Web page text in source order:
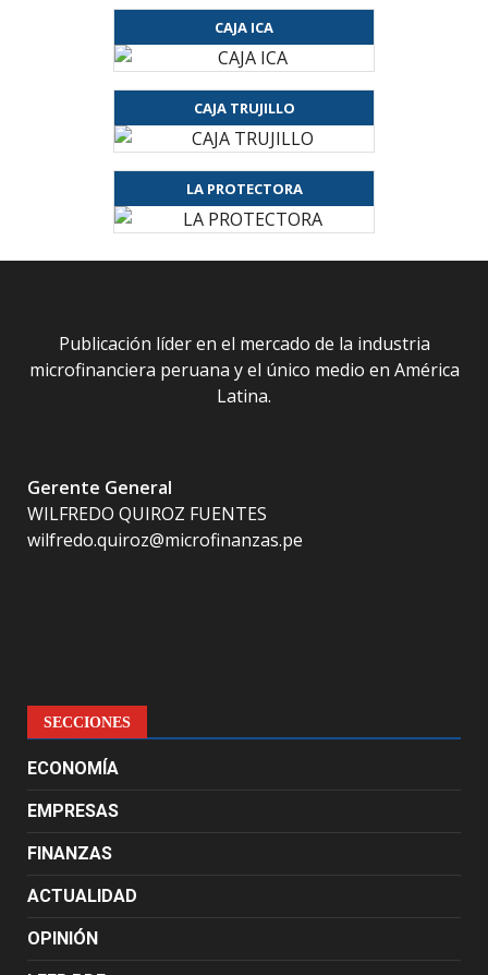
CAJA ICA
CAJA TRUJILLO
LA PROTECTORA
Publicación líder en el mercado de la industria
microfinanciera peruana y el único medio en América
Latina.
Gerente General
WILFREDO QUIROZ FUENTES
wilfredo.quiroz@microfinanzas.pe
SECCIONES
ECONOMÍA
EMPRESAS
FINANZAS
ACTUALIDAD
OPINIÓN